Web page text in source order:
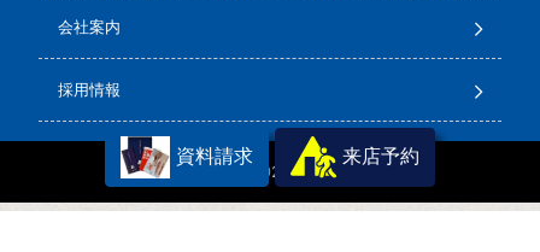
会社案内
採用情報
Copyright(C) 2026石のサンポウ
資料請求 来店予約